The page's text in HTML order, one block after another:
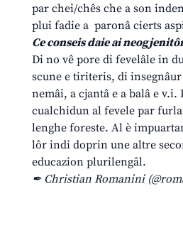
par chei/chês che a son
plui fadie a paronâ cierts
Ce conseis daie ai
Di no vê pore di fevelâle in
scune e tiriteris, di
nemâi, a cjantâ e a balâ e
cualchidun al fevele par
lenghe foreste. Al è
lôr indi doprin une altre
educazion plurilengâl.
✒ Christian Romanini